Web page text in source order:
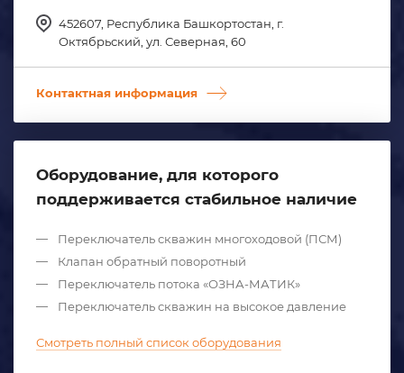
452607, Республика Башкортостан, г.
Октябрьский, ул. Северная, 60
Контактная информация
Оборудование, для которого
поддерживается стабильное наличие
Переключатель скважин многоходовой (ПСМ)
Клапан обратный поворотный
Переключатель потока «ОЗНА-МАТИК»
Переключатель скважин на высокое давление
Смотреть полный список оборудования